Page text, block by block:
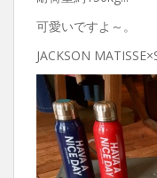
可愛いですよ～。
JACKSON